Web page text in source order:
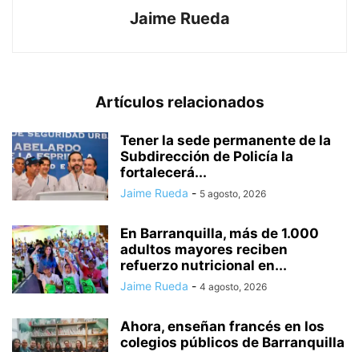
Jaime Rueda
Artículos relacionados
Tener la sede permanente de la
Subdirección de Policía la
fortalecerá...
Jaime Rueda - 5 agosto, 2026
En Barranquilla, más de 1.000
adultos mayores reciben
refuerzo nutricional en...
Jaime Rueda - 4 agosto, 2026
Ahora, enseñan francés en los
colegios públicos de Barranquilla